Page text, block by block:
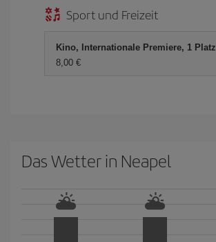
Sport und Freizeit
Kino, Internationale Premiere, 1 Platz
8,00 €
Das Wetter in Neapel